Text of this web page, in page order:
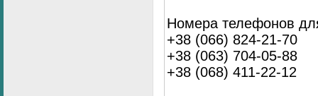
Номера телефонов
+38 (066) 824-21-70
+38 (063) 704-05-88
+38 (068) 411-22-12